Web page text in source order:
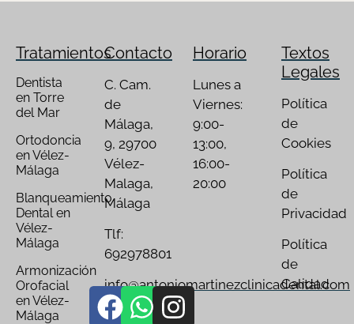
Tratamientos
Dentista
en Torre
del Mar
Ortodoncia
en Vélez-
Málaga
Blanqueamiento
Dental en
Vélez-
Málaga
Armonización
Orofacial
en Vélez-
Málaga
Contacto
C. Cam.
de
Málaga,
9, 29700
Vélez-
Malaga,
Málaga
Tlf:
692978801
info@antoniomartinezclinicadental.com
Horario
Lunes a
Viernes:
9:00-
13:00,
16:00-
20:00
Textos
Legales
Política
de
Cookies
Política
de
Privacidad
Política
de
Calidad